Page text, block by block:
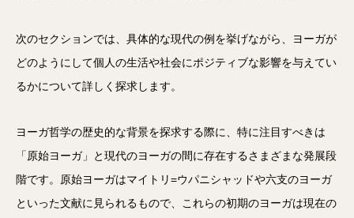
次のセクションでは、具体的な現代の例を挙げながら、ヨーガが
どのようにして個人の生活や社会にポジティブな影響を与えてい
るかについて詳しく探求します。
ヨーガ哲学の歴史的な背景を探求する際に、特に注目すべきは
「原始ヨーガ」と現代のヨーガの間に存在するさまざまな発展段
階です。原始ヨーガはマイトリ=ウパニシャッドや六支のヨーガ
といった文献に見られるもので、これらの初期のヨーガは現在の